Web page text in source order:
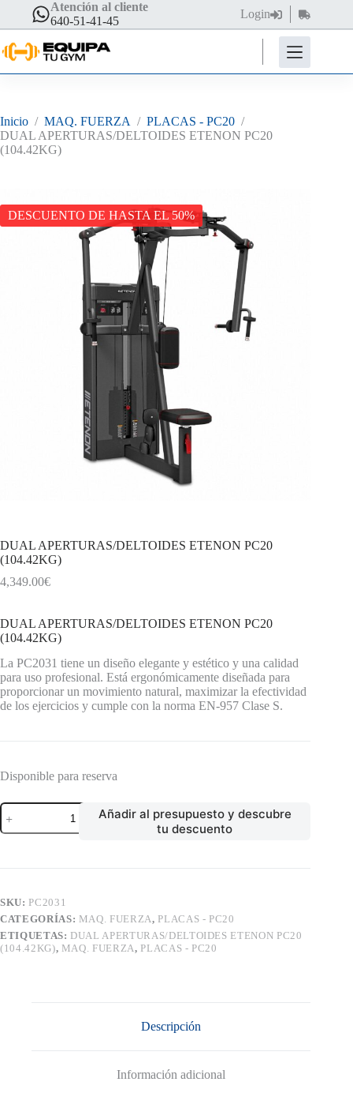
contenido
Atención al cliente
640-51-41-45
Login
Carro
de
compra
Inicio / MAQ. FUERZA / PLACAS - PC20 /
DUAL APERTURAS/DELTOIDES ETENON PC20
(104.42KG)
DESCUENTO DE HASTA EL 50%
DUAL APERTURAS/DELTOIDES ETENON PC20
(104.42KG)
4,349.00€
DUAL APERTURAS/DELTOIDES ETENON PC20
(104.42KG)
La PC2031 tiene un diseño elegante y estético y una calidad
para uso profesional. Está ergonómicamente diseñada para
proporcionar un movimiento natural, maximizar la efectividad
de los ejercicios y cumple con la norma EN-957 Clase S.
Disponible para reserva
DUAL
APERTURAS/DELTOIDES
ETENON
Añadir al presupuesto y descubre
tu descuento
SKU: PC2031
CATEGORÍAS: MAQ. FUERZA, PLACAS - PC20
ETIQUETAS: DUAL APERTURAS/DELTOIDES ETENON PC20
(104.42KG), MAQ. FUERZA, PLACAS - PC20
Descripción
Información adicional